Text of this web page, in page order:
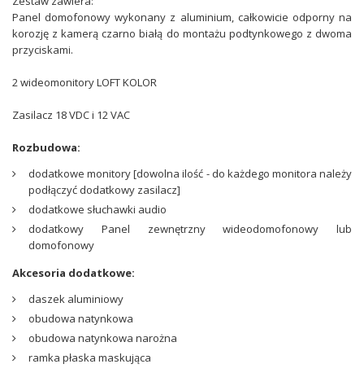
Panel domofonowy wykonany z aluminium, całkowicie odporny na
korozję z kamerą czarno białą do montażu podtynkowego z dwoma
przyciskami.
2 wideomonitory LOFT KOLOR
Zasilacz 18 VDC i 12 VAC
Rozbudowa:
dodatkowe monitory [dowolna ilość - do każdego monitora należy
podłączyć dodatkowy zasilacz]
dodatkowe słuchawki audio
dodatkowy Panel zewnętrzny wideodomofonowy lub
domofonowy
Akcesoria dodatkowe:
daszek aluminiowy
obudowa natynkowa
obudowa natynkowa narożna
ramka płaska maskująca